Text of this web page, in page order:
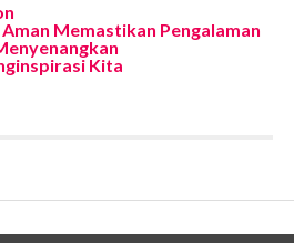
Memastikan Pengalaman
Kita